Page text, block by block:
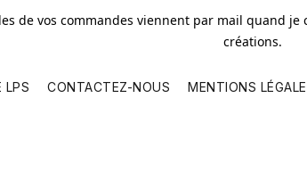
de vos commandes viennent par mail quand
créations.
LPS CONTACTEZ-NOUS MENTIONS